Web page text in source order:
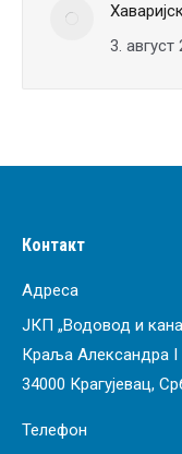
3. август
Контакт
Адреса
ЈКП „Водовод и
Краља Александра I
34000 Крагујевац,
Телефон